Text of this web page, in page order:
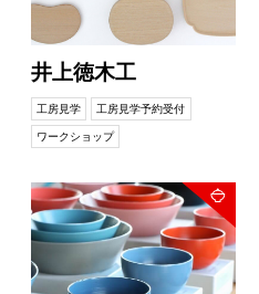
井上徳木工
工房見学 工房見学予約受付
ワークショップ